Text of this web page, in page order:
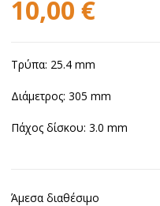
10,00 €
Τρύπα: 25.4 mm
Διάμετρος: 305 mm
Πάχος δίσκου: 3.0 mm
Άμεσα διαθέσιμο